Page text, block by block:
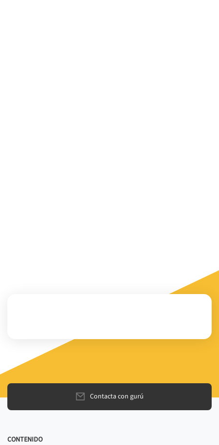
Contacta con gurú
CONTENIDO